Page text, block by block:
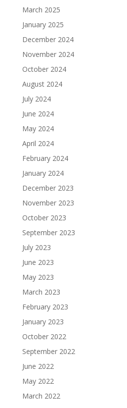
March 2025
January 2025
December 2024
November 2024
October 2024
August 2024
July 2024
June 2024
May 2024
April 2024
February 2024
January 2024
December 2023
November 2023
October 2023
September 2023
July 2023
June 2023
May 2023
March 2023
February 2023
January 2023
October 2022
September 2022
June 2022
May 2022
March 2022